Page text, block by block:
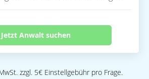
Jetzt Anwalt suchen
zzgl. 5€ Einstellgebühr pro Frage.